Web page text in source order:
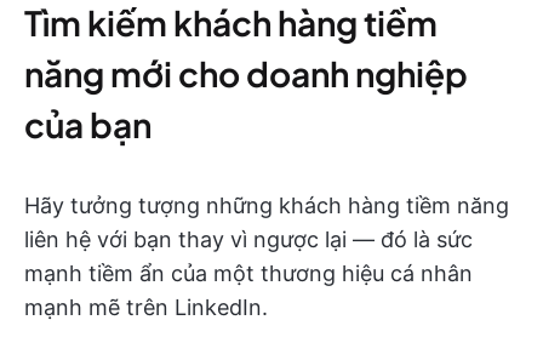
Tìm kiếm khách hàng tiềm
năng mới cho doanh nghiệp
của bạn
Hãy tưởng tượng những khách hàng tiềm năng
liên hệ với bạn thay vì ngược lại — đó là sức
mạnh tiềm ẩn của một thương hiệu cá nhân
mạnh mẽ trên LinkedIn.